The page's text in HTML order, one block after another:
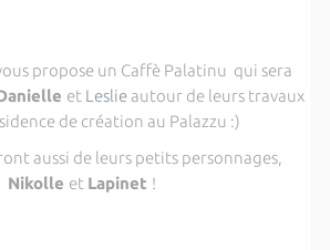
propose un Caffè Palatinu qui sera
et Leslie autour de leurs travaux
de création au Palazzu :)
aussi de leurs petits personnages,
Nikolle et Lapinet !